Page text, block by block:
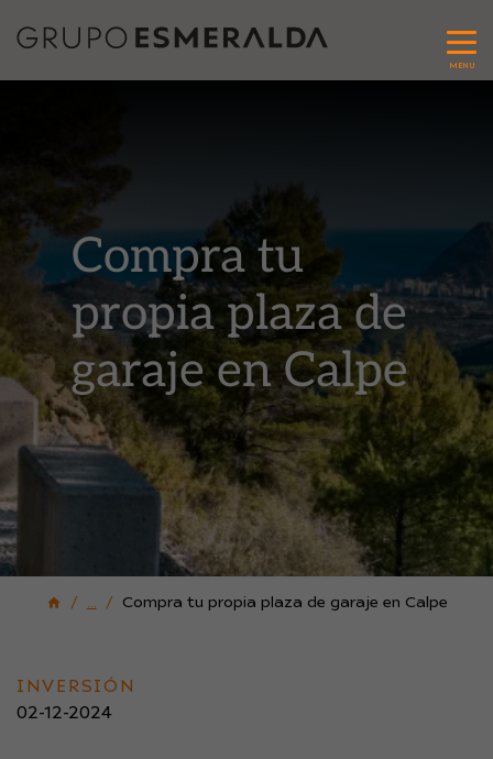
MENU
Compra tu
propia plaza de
garaje en Calpe
... Compra tu propia plaza de garaje en Calpe
INVERSIÓN
02-12-2024